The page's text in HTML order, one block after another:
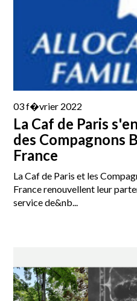
03 f�vrier 2022
La Caf de Paris
des Compagnons
France
La Caf de Paris et les
France renouvellent leur
service de&nb...